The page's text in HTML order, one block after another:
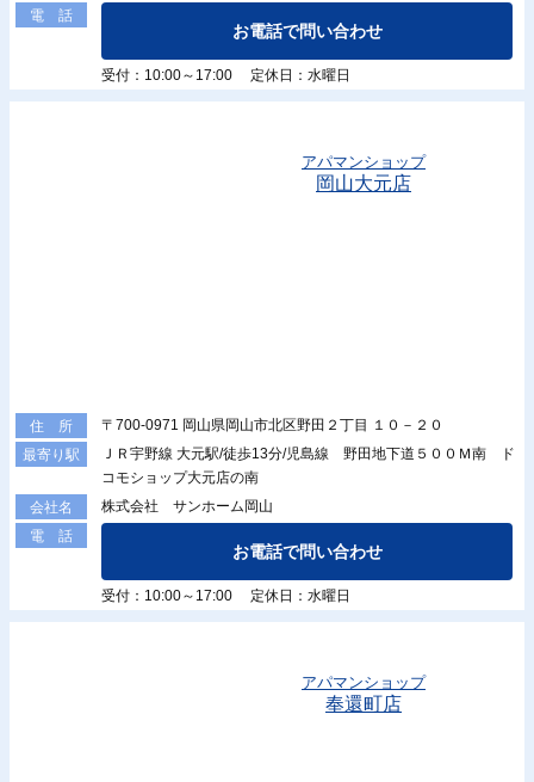
電 話
お電話で問い合わせ
受付：10:00～17:00 定休日：水曜日
アパマンショップ
岡山大元店
住 所
〒700-0971 岡山県岡山市北区野田２丁目 １０－２０
最寄り駅
ＪＲ宇野線 大元駅/徒歩13分/児島線 野田地下道５００Ｍ南 ド
コモショップ大元店の南
会社名
株式会社 サンホーム岡山
電 話
お電話で問い合わせ
受付：10:00～17:00 定休日：水曜日
アパマンショップ
奉還町店